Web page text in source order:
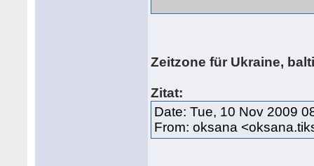
Zeitzone für Ukraine,
Zitat:
Date: Tue, 10 Nov 2009
From: oksana